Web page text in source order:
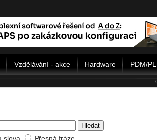
Vzdělávání - akce Hardware PDM/
Hledat
slova
Přesná fráze